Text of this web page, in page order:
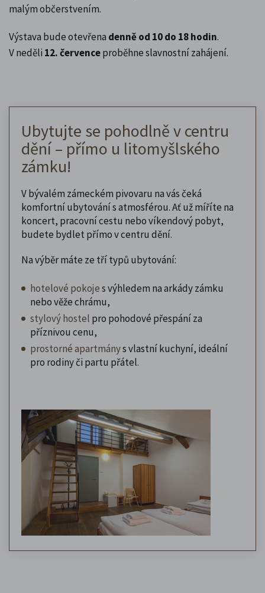
malým občerstvením.
Výstava bude otevřena denně od 10 do 18 hodin.
V neděli 12. červenceproběhne slavnostní zahájení.
Ubytujte se pohodlně v centru
dění – přímo u litomyšlského
zámku!
V bývalém zámeckém pivovaru na vás čeká
komfortní ubytování s atmosférou. Ať už míříte na
koncert, pracovní cestu nebo víkendový pobyt,
budete bydlet přímo v centru dění.
Na výběr máte ze tří typů ubytování:
hotelové pokojes výhledem na arkády zámku
nebo věže chrámu,
stylový hostel pro pohodové přespání za
příznivou cenu,
prostorné apartmánys vlastní kuchyní, ideální
pro rodiny či partu přátel.